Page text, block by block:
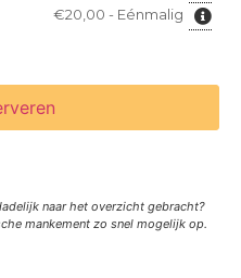
€20,00 - Eénmalig
naar het overzicht gebracht?
mankement zo snel mogelijk op.